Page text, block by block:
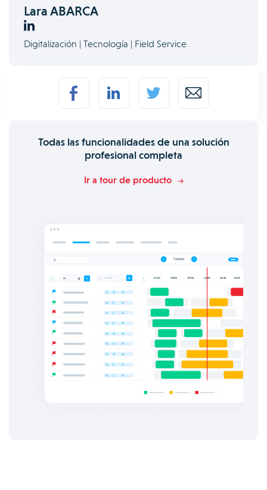
Lara ABARCA
Digitalización | Tecnología | Field Service
Todas las funcionalidades de una solución
profesional completa
Ir a tour de producto